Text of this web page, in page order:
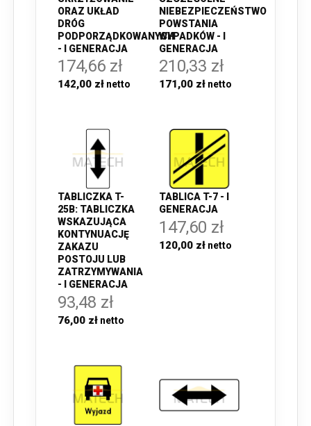
ORAZ UKŁAD
DRÓG
PODPORZĄDKOWANYCH
- I GENERACJA
174,66 zł
142,00 zł
NIEBEZPIECZEŃSTWO
POWSTANIA
WYPADKÓW - I
GENERACJA
210,33 zł
171,00 zł
TABLICZKA T-
25B: TABLICZKA
WSKAZUJĄCA
KONTYNUACJĘ
ZAKAZU
POSTOJU LUB
ZATRZYMYWANIA
- I GENERACJA
93,48 zł
76,00 zł
TABLICA T-7 - I
GENERACJA
147,60 zł
120,00 zł